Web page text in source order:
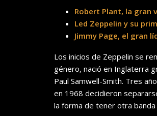
Robert Plant, la gran
Led Zeppelin y su
Jimmy Page, el gran
Los inicios de Zeppelin se
género, nació en Inglaterra
Paul Samwell-Smith. Tres
en 1968 decidieron
la forma de tener otra